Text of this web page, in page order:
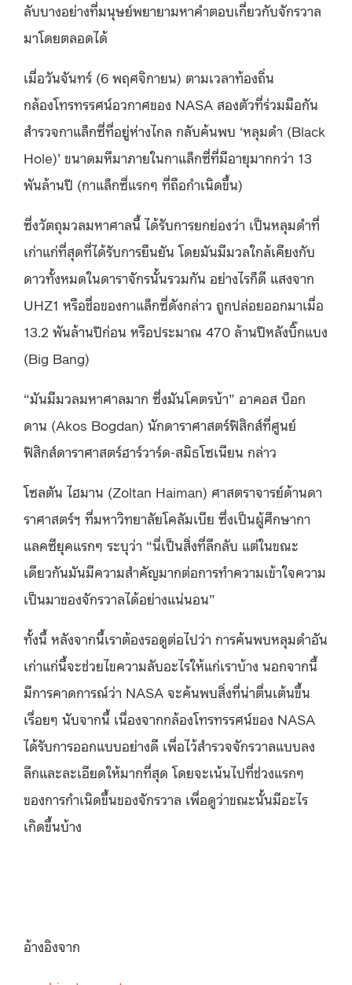
ลับบางอย่างที่มนุษย์พยายามหาคำตอบเกี่ยวกับจักรวาล
มาโดยตลอดได้
เมื่อวันจันทร์ (6 พฤศจิกายน) ตามเวลาท้องถิ่น
กล้องโทรทรรศน์อวกาศของ NASA สองตัวที่ร่วมมือกัน
สำรวจกาแล็กซี่ที่อยู่ห่างไกล กลับค้นพบ ‘หลุมดํา (Black
Hole)’ ขนาดมหึมาภายในกาแล็กซี่ที่มีอายุมากกว่า 13
พันล้านปี (กาแล็กซี่แรกๆ ที่ถือกำเนิดขึ้น)
ซึ่งวัตถุมวลมหาศาลนี้ ได้รับการยกย่องว่า เป็นหลุมดําที่
เก่าแก่ที่สุดที่ได้รับการยืนยัน โดยมันมีมวลใกล้เคียงกับ
ดาวทั้งหมดในดาราจักรนั้นรวมกัน อย่างไรก็ดี แสงจาก
UHZ1 หรือชื่อของกาแล็กซี่ดังกล่าว ถูกปล่อยออกมาเมื่อ
13.2 พันล้านปีก่อน หรือประมาณ 470 ล้านปีหลังบิ๊กแบง
(Big Bang)
“มันมีมวลมหาศาลมาก ซึ่งมันโคตรบ้า” อาคอส บ็อก
ดาน (Akos Bogdan) นักดาราศาสตร์ฟิสิกส์ที่ศูนย์
ฟิสิกส์ดาราศาสตร์ฮาร์วาร์ด-สมิธโซเนียน กล่าว
โซลตัน ไฮมาน (Zoltan Haiman) ศาสตราจารย์ด้านดา
ราศาสตร์ฯ ที่มหาวิทยาลัยโคลัมเบีย ซึ่งเป็นผู้ศึกษากา
แลคซียุคแรกๆ ระบุว่า “นี่เป็นสิ่งที่ลึกลับ แต่ในขณะ
เดียวกันมันมีความสําคัญมากต่อการทำความเข้าใจความ
เป็นมาของจักรวาลได้อย่างแน่นอน”
ทั้งนี้ หลังจากนี้เราต้องรอดูต่อไปว่า การค้นพบหลุมดำอัน
เก่าแก่นี้จะช่วยไขความลับอะไรให้แก่เราบ้าง นอกจากนี้
มีการคาดการณ์ว่า NASA จะค้นพบสิ่งที่น่าตื่นเต้นขึ้น
เรื่อยๆ นับจากนี้ เนื่องจากกล้องโทรทรรศน์ของ NASA
ได้รับการออกแบบอย่างดี เพื่อไว้สํารวจจักรวาลแบบลง
ลึกและละเอียดให้มากที่สุด โดยจะเน้นไปที่ช่วงแรกๆ
ของการกำเนิดขึ้นของจักรวาล เพื่อดูว่าขณะนั้นมีอะไร
เกิดขึ้นบ้าง
อ้างอิงจาก